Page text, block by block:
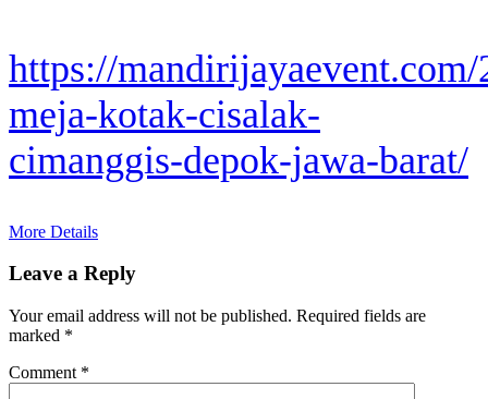
https://
meja-kotak-cisalak-
cimanggis-depok-jawa-barat/
More Details
Leave a Reply
Your email address will not be published. Required fields are
marked *
Comment *